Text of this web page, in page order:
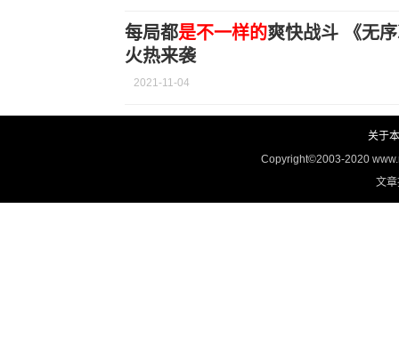
每局都是不一样的爽快战斗 《无序次元》测试11月9日
火热来袭
2021-11-04
关于
Copyright©2003-2020
文